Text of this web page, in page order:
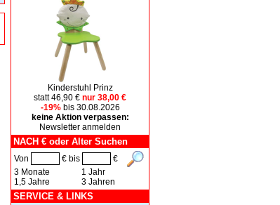
Kinderstuhl Prinz
statt 46,90 € nur 38,00 €
-19%bis 30.08.2026
keine Aktion verpassen:
Newsletter anmelden
NACH € oder Alter Suchen
Von € bis
€
3 Monate
1,5 Jahre
1 Jahr
3 Jahren
SERVICE & LINKS